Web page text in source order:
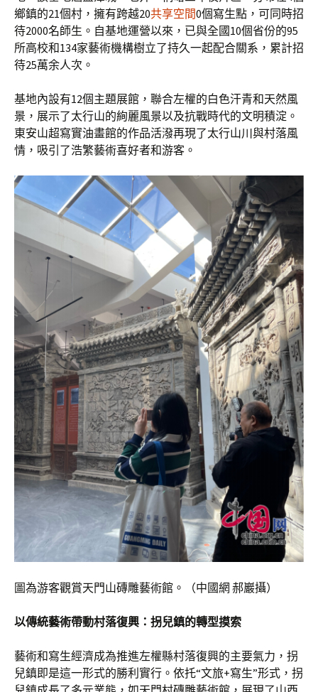
鄉鎮的21個村，擁有跨越20共享空間0個寫生點，可同時招
待2000名師生。自基地運營以來，已與全國10個省份的95
所高校和134家藝術機構樹立了持久一起配合關系，累計招
待25萬余人次。
基地內設有12個主題展館，聯合左權的白色汗青和天然風
景，展示了太行山的絢麗風景以及抗戰時代的文明積淀。
東安山超寫實油畫館的作品活潑再現了太行山川與村落風
情，吸引了浩繁藝術喜好者和游客。
圖為游客觀賞天門山磚雕藝術館。（中國網 郝巖攝）
以傳統藝術帶動村落復興：拐兒鎮的轉型摸索
藝術和寫生經濟成為推進左權縣村落復興的主要氣力，拐
兒鎮即是這一形式的勝利實行。依托“文旅+寫生”形式，拐